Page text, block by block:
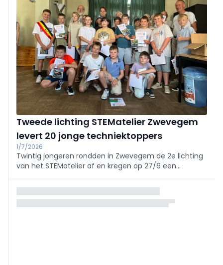
Tweede lichting STEMatelier Zwevegem
levert 20 jonge techniektoppers
1/7/2026
Twintig jongeren rondden in Zwevegem de 2e lichting
van het STEMatelier af en kregen op 27/6 een
Arthur Buckens. Het unieke Vlaamse traject biedt 30
zaterdagworkshops in o.a. techniek, programmeren,
bouw en robotica. Info: stematelier.be